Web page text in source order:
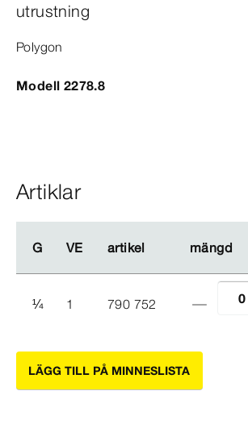
utrustning
Polygon
Modell 2278.8
Artiklar
G VE artikel mängd
G VE artikel mängd
¼ 1 790 752
LÄGG TILL PÅ MINNESLISTA